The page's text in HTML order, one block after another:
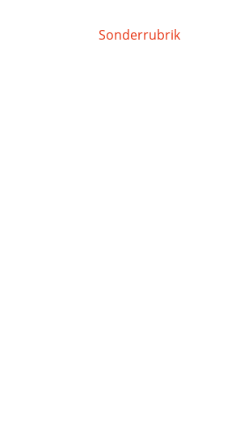
Sonderrubrik